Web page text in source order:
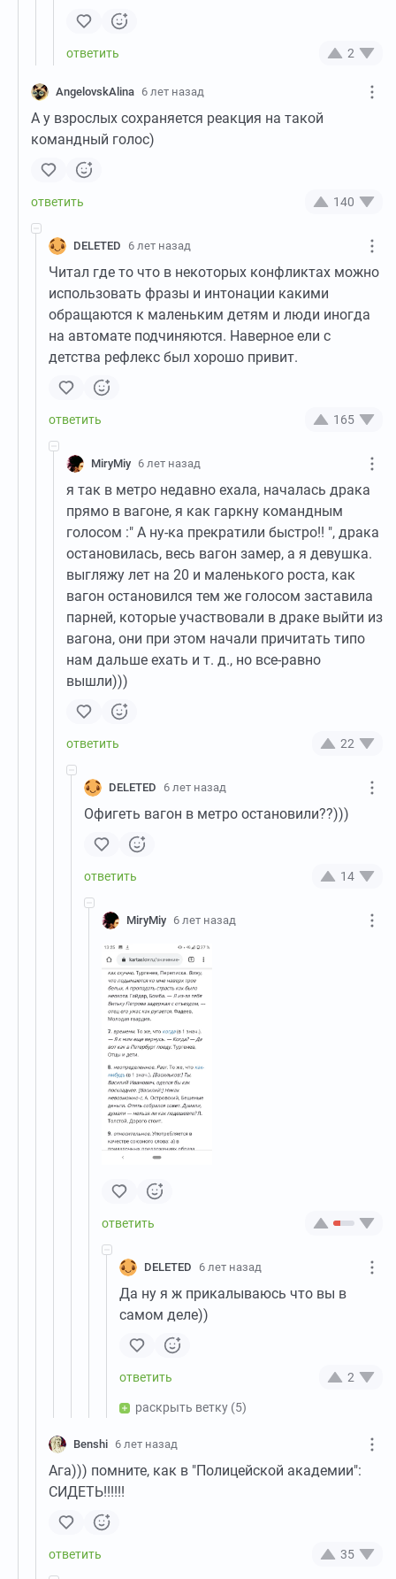
2
AngelovskAlina 6 лет назад
А у взрослых сохраняется реакция на такой
командный голос)
140
DELETED 6 лет назад
Читал где то что в некоторых конфликтах можно
использовать фразы и интонации какими
обращаются к маленьким детям и люди иногда
на автомате подчиняются. Наверное ели с
детства рефлекс был хорошо привит.
165
MiryMiy 6 лет назад
я так в метро недавно ехала, началась драка
прямо в вагоне, я как гаркну командным
голосом :" А ну-ка прекратили быстро!! ", драка
остановилась, весь вагон замер, а я девушка.
выгляжу лет на 20 и маленького роста, как
вагон остановился тем же голосом заставила
парней, которые участвовали в драке выйти из
вагона, они при этом начали причитать типо
нам дальше ехать и т. д., но все-равно
вышли)))
22
DELETED 6 лет назад
Офигеть вагон в метро остановили??)))
14
MiryMiy 6 лет назад
DELETED 6 лет назад
Да ну я ж прикалываюсь что вы в
самом деле))
2
раскрыть ветку (5)
Benshi 6 лет назад
Ага))) помните, как в "Полицейской академии":
СИДЕТЬ!!!!!!
35